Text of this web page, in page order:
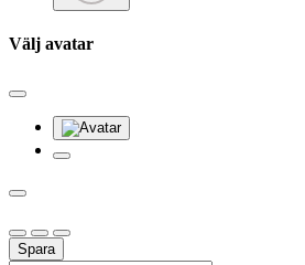
Välj avatar
Spara